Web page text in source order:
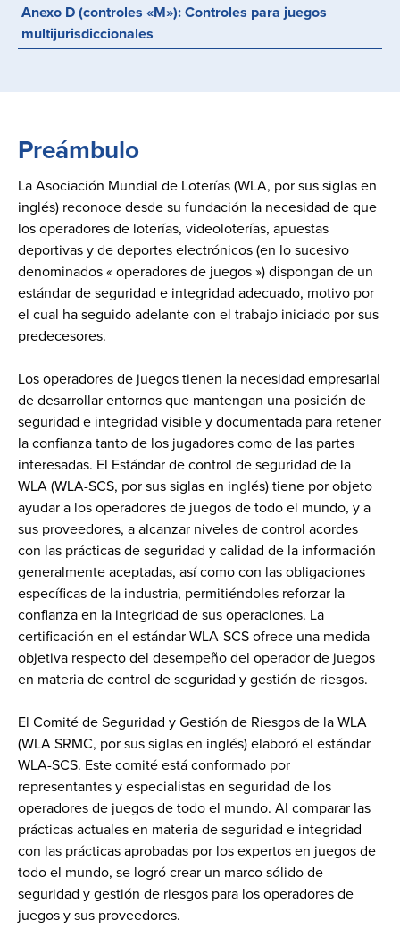
Anexo D (controles «M»): Controles para juegos
multijurisdiccionales
Preámbulo
La Asociación Mundial de Loterías (WLA, por sus siglas en
inglés) reconoce desde su fundación la necesidad de que
los operadores de loterías, videoloterías, apuestas
deportivas y de deportes electrónicos (en lo sucesivo
denominados « operadores de juegos ») dispongan de un
estándar de seguridad e integridad adecuado, motivo por
el cual ha seguido adelante con el trabajo iniciado por sus
predecesores.
Los operadores de juegos tienen la necesidad empresarial
de desarrollar entornos que mantengan una posición de
seguridad e integridad visible y documentada para retener
la confianza tanto de los jugadores como de las partes
interesadas. El Estándar de control de seguridad de la
WLA (WLA-SCS, por sus siglas en inglés) tiene por objeto
ayudar a los operadores de juegos de todo el mundo, y a
sus proveedores, a alcanzar niveles de control acordes
con las prácticas de seguridad y calidad de la información
generalmente aceptadas, así como con las obligaciones
específicas de la industria, permitiéndoles reforzar la
confianza en la integridad de sus operaciones. La
certificación en el estándar WLA-SCS ofrece una medida
objetiva respecto del desempeño del operador de juegos
en materia de control de seguridad y gestión de riesgos.
El Comité de Seguridad y Gestión de Riesgos de la WLA
(WLA SRMC, por sus siglas en inglés) elaboró el estándar
WLA-SCS. Este comité está conformado por
representantes y especialistas en seguridad de los
operadores de juegos de todo el mundo. Al comparar las
prácticas actuales en materia de seguridad e integridad
con las prácticas aprobadas por los expertos en juegos de
todo el mundo, se logró crear un marco sólido de
seguridad y gestión de riesgos para los operadores de
juegos y sus proveedores.